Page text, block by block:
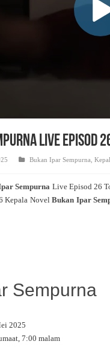
Live Episod
Bukan Ipar Sempurna
Sempurna Live Episod 26
Kepala NovelBukan Ipar
Sempurna
2025
7:00 malam